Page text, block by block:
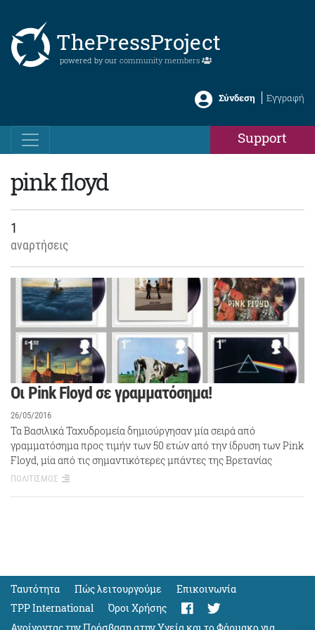
ThePressProject
powered by our community members
Σύνδεση Εγγραφή
Support
pink floyd
1
αναρτήσεις
Οι Pink Floyd σε γραμματόσημα!
26/05/2016
Τα Βασιλικά Ταχυδρομεία δημιούργησαν μία σειρά από
γραμματόσημα προς τιμήν των 50 ετών από την ίδρυση των Pink
Floyd, μία από τις σημαντικότερες μπάντες της Βρετανίας
ΠΟΛΙΤΙΣΜΟΣ
Ταυτότητα Πώς λειτουργούμε
Eπικοινωνία
TPP International
Όροι Χρήσης